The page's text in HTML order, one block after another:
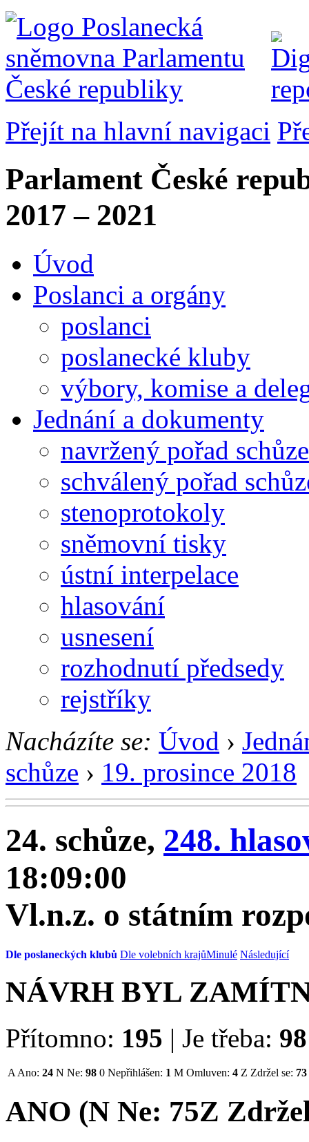
Přejít na hlavní navigaci
Parlament České
2017 – 2021
Úvod
Poslanci a orgány
poslanci
poslanecké kluby
výbory, komise a
Jednání a dokumenty
navržený pořad schůze
schválený pořad
stenoprotokoly
sněmovní tisky
ústní interpelace
hlasování
usnesení
rozhodnutí předsedy
rejstříky
Nacházíte se: Úvod ›
schůze › 19. prosince 2018
24. schůze, 248.
18:09:00
Vl.n.z. o státním
Dle poslaneckých klubů Dle volebních krajůMinulé Následující
NÁVRH BYL
Přítomno: 195 | Je třeba: 98
A Ano: 24 N Ne: 98 0 Nepřihlášen: 1 M Omluven: 4 Z Zdržel se: 73
ANO (N Ne: 75Z